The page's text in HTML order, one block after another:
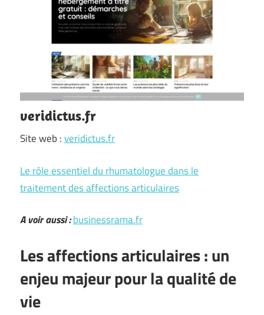
veridictus.fr
Site web :veridictus.fr
Le rôle essentiel du rhumatologue dans le
traitement des affections articulaires
A voir aussi :businessrama.fr
Les affections articulaires : un
enjeu majeur pour la qualité de
vie